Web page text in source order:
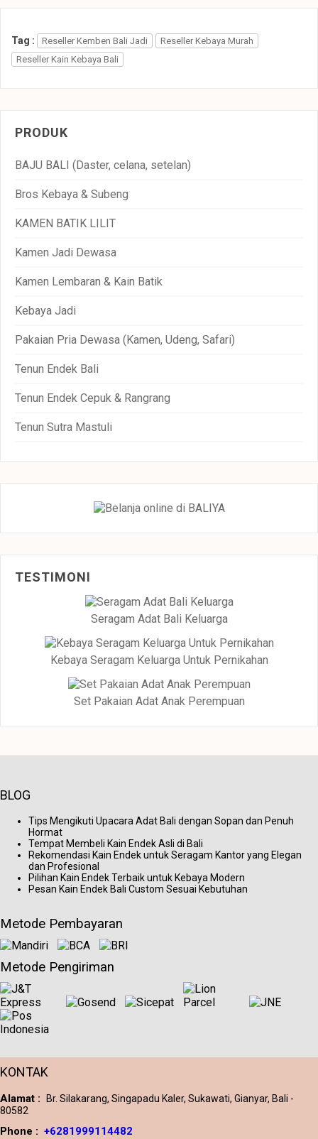
Tag : Reseller Kemben Bali Jadi
Reseller Kebaya Murah
Reseller Kain Kebaya Bali
PRODUK
BAJU BALI (Daster, celana, setelan)
Bros Kebaya & Subeng
KAMEN BATIK LILIT
Kamen Jadi Dewasa
Kamen Lembaran & Kain Batik
Kebaya Jadi
Pakaian Pria Dewasa (Kamen, Udeng, Safari)
Tenun Endek Bali
Tenun Endek Cepuk & Rangrang
Tenun Sutra Mastuli
TESTIMONI
Seragam Adat Bali Keluarga
Kebaya Seragam Keluarga Untuk Pernikahan
Set Pakaian Adat Anak Perempuan
BLOG
Tips Mengikuti Upacara Adat Bali dengan Sopan dan Penuh
Hormat
Tempat Membeli Kain Endek Asli di Bali
Rekomendasi Kain Endek untuk Seragam Kantor yang Elegan
dan Profesional
Pilihan Kain Endek Terbaik untuk Kebaya Modern
Pesan Kain Endek Bali Custom Sesuai Kebutuhan
Metode Pembayaran
Metode Pengiriman
KONTAK
Alamat :
Br. Silakarang, Singapadu Kaler, Sukawati, Gianyar, Bali -
80582
Phone : +6281999114482